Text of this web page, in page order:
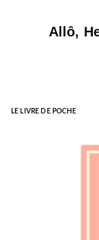
Allô,
LE LIVRE DE POCHE